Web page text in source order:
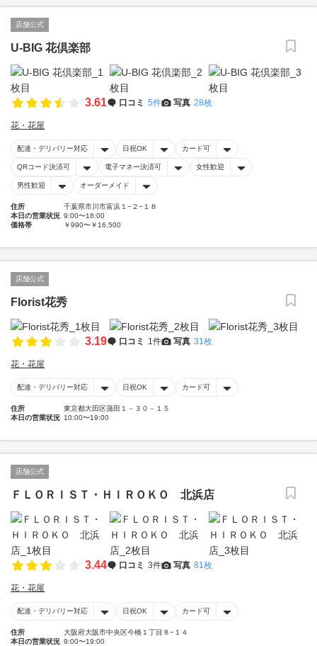
店舗公式
U-BIG 花倶楽部
3.61 口コミ 5件 写真 28枚
花・花屋
配達・デリバリー対応 日祝OK カード可
QRコード決済可 電子マネー決済可 女性歓迎
男性歓迎 オーダーメイド
住所
千葉県市川市富浜１−２−１８
本日の営業状況 9:00〜18:00
価格帯
￥990〜￥16,500
店舗公式
Florist花秀
3.19 口コミ 1件 写真 31枚
花・花屋
配達・デリバリー対応 日祝OK カード可
住所
東京都大田区蒲田１－３０－１５
本日の営業状況 10:00〜19:00
店舗公式
ＦＬＯＲＩＳＴ・ＨＩＲＯＫＯ 北浜店
3.44 口コミ 3件 写真 81枚
花・花屋
配達・デリバリー対応 日祝OK カード可
住所
大阪府大阪市中央区今橋１丁目８−１４
本日の営業状況 9:00〜19:00